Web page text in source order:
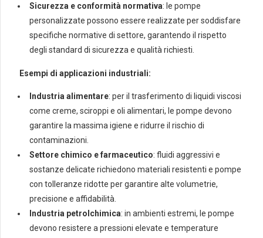
Sicurezza e conformità normativa: le pompe
personalizzate possono essere realizzate per soddisfare
specifiche normative di settore, garantendo il rispetto
degli standard di sicurezza e qualità richiesti.
Esempi di applicazioni industriali:
Industria alimentare: per il trasferimento di liquidi viscosi
come creme, sciroppi e oli alimentari, le pompe devono
garantire la massima igiene e ridurre il rischio di
contaminazioni.
Settore chimico e farmaceutico: fluidi aggressivi e
sostanze delicate richiedono materiali resistenti e pompe
con tolleranze ridotte per garantire alte volumetrie,
precisione e affidabilità.
Industria petrolchimica: in ambienti estremi, le pompe
devono resistere a pressioni elevate e temperature